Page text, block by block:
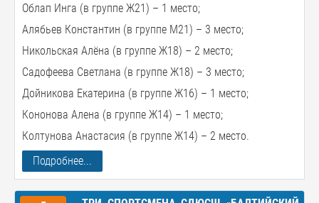
Облап Инга (в группе Ж21) – 1 место;
Алябьев Константин (в группе М21) – 3 место;
Никольская Алёна (в группе Ж18) – 2 место;
Садофеева Светлана (в группе Ж18) – 3 место;
Дойникова Екатерина (в группе Ж16) – 1 место;
Кононова Алена (в группе Ж14) – 1 место;
Колтунова Анастасия (в группе Ж14) – 2 место.
Подробнее...